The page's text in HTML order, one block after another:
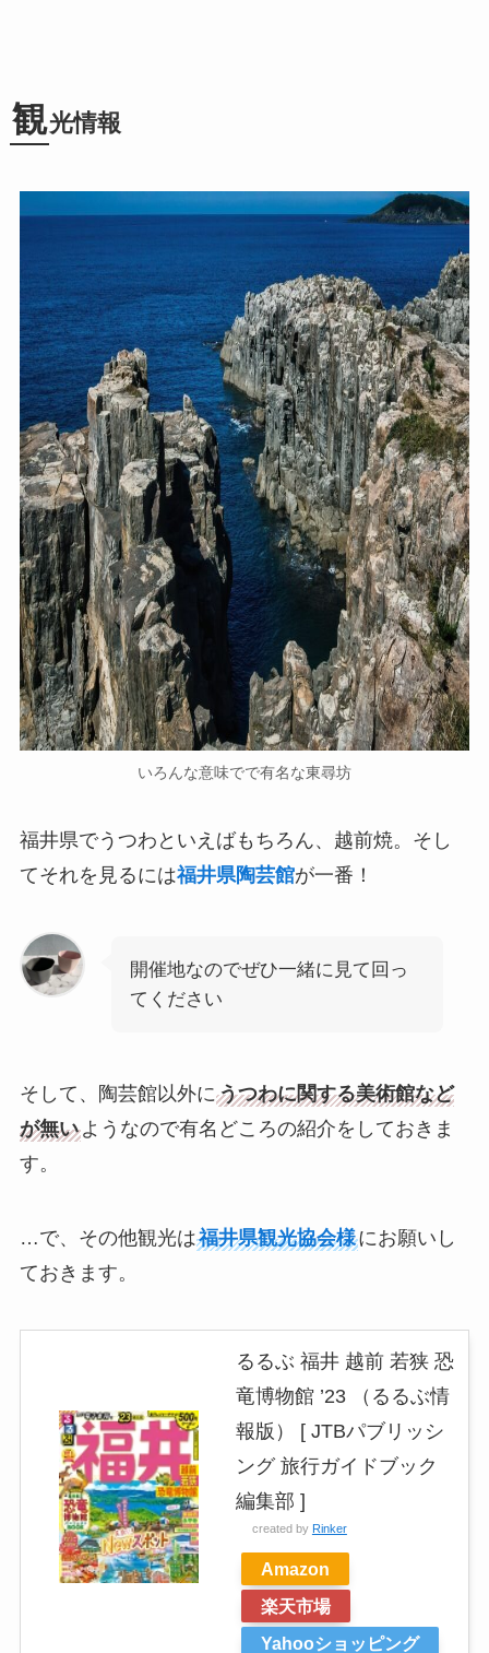
観光情報
いろんな意味でで有名な東尋坊
福井県でうつわといえばもちろん、越前焼。そし
てそれを見るには福井県陶芸館が一番！
開催地なのでぜひ一緒に見て回っ
てください
そして、陶芸館以外にうつわに関する美術館など
が無いようなので有名どころの紹介をしておきま
す。
…で、その他観光は福井県観光協会様にお願いし
ておきます。
るるぶ 福井 越前 若狭 恐
竜博物館 ’23 （るるぶ情
報版） [ JTBパブリッシ
ング 旅行ガイドブック
編集部 ]
created by Rinker
Amazon
楽天市場
Yahooショッピング